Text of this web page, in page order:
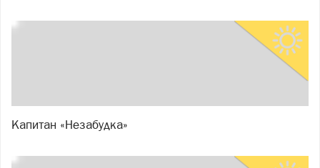
Капитан «Незабудка»